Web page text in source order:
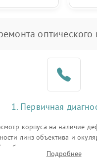
оптического
1. Первичная
корпуса на наличие
линз объектива и
ввода поправок,
и зума. Выявление
Подробнее